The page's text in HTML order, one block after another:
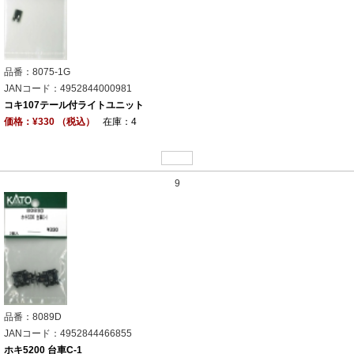
品番：8075-1G
JANコード：4952844000981
コキ107テール付ライトユニット
価格：¥330 （税込）
在庫：4
9
品番：8089D
JANコード：4952844466855
ホキ5200 台車C-1